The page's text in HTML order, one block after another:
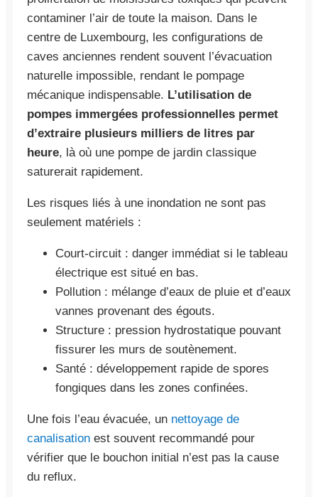
contaminer l’air de toute la maison. Dans le
centre de Luxembourg, les configurations de
caves anciennes rendent souvent l’évacuation
naturelle impossible, rendant le pompage
mécanique indispensable. L’utilisation de
pompes immergées professionnelles permet
d’extraire plusieurs milliers de litres par
heure, là où une pompe de jardin classique
saturerait rapidement.
Les risques liés à une inondation ne sont pas
seulement matériels :
Court-circuit : danger immédiat si le tableau
électrique est situé en bas.
Pollution : mélange d’eaux de pluie et d’eaux
vannes provenant des égouts.
Structure : pression hydrostatique pouvant
fissurer les murs de soutènement.
Santé : développement rapide de spores
fongiques dans les zones confinées.
Une fois l’eau évacuée, un nettoyage de
canalisation est souvent recommandé pour
vérifier que le bouchon initial n’est pas la cause
du reflux.